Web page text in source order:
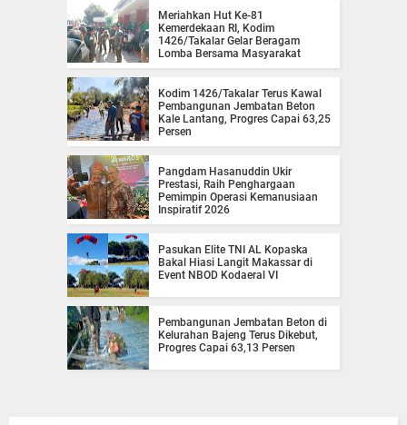
Meriahkan Hut Ke-81
Kemerdekaan RI, Kodim
1426/Takalar Gelar Beragam
Lomba Bersama Masyarakat
Kodim 1426/Takalar Terus Kawal
Pembangunan Jembatan Beton
Kale Lantang, Progres Capai 63,25
Persen
Pangdam Hasanuddin Ukir
Prestasi, Raih Penghargaan
Pemimpin Operasi Kemanusiaan
Inspiratif 2026
Pasukan Elite TNI AL Kopaska
Bakal Hiasi Langit Makassar di
Event NBOD Kodaeral VI
Pembangunan Jembatan Beton di
Kelurahan Bajeng Terus Dikebut,
Progres Capai 63,13 Persen